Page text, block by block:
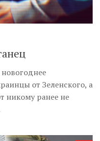
от Зеленского, а
никому ранее не